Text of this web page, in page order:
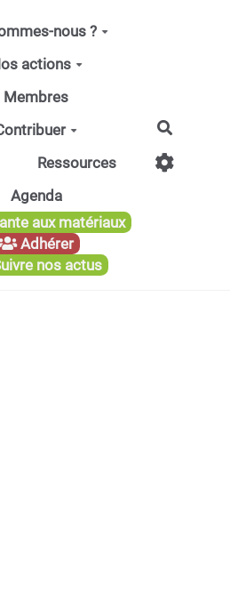
nous ?
actions
Membres
Ressources
Agenda
aux matériaux
Adhérer
nos actus